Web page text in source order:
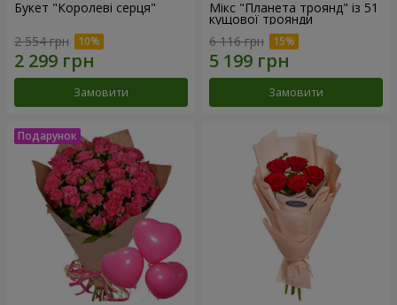
Букет "Королеві серця"
2 554 грн
Замовити
Мікс "Планета троянд" із 51
кущової троянди
6 116 грн
Замовити